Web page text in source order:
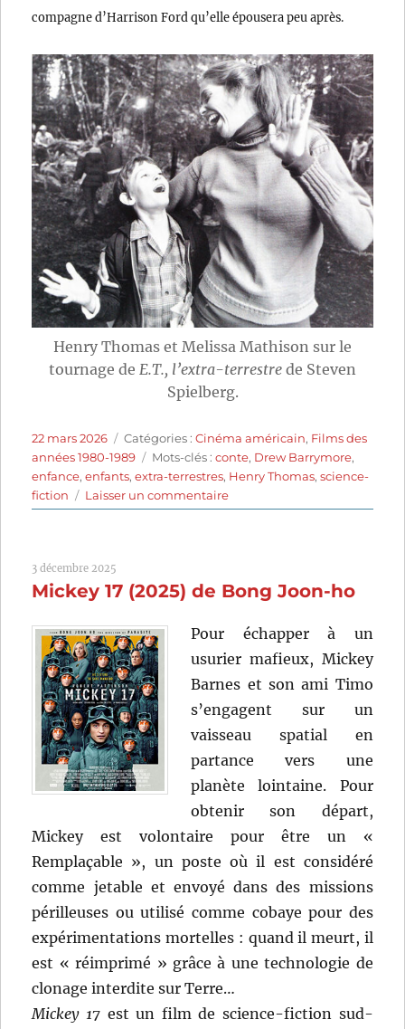
compagne d’Harrison Ford qu’elle épousera peu après.
Henry Thomas et Melissa Mathison sur le
tournage de E.T., l’extra-terrestre de Steven
Spielberg.
Publié
le
22 mars 2026 Catégories
Catégories :Cinéma américain, Films des
années 1980-1989
Étiquettes
Mots-clés :conte, Drew Barrymore,
enfance,enfants,extra-terrestres, Henry Thomas,science-
fiction
Laisser un commentairesur
E.T.,
de
Spielberg
3 décembre 2025
Mickey 17 (2025) de Bong Joon-ho
Pour échapper à un
usurier mafieux, Mickey
Barnes et son ami Timo
s’engagent sur un
vaisseau spatial en
partance vers une
planète lointaine. Pour
obtenir son départ,
Mickey est volontaire pour être un «
Remplaçable », un poste où il est considéré
comme jetable et envoyé dans des missions
périlleuses ou utilisé comme cobaye pour des
expérimentations mortelles : quand il meurt, il
est « réimprimé » grâce à une technologie de
clonage interdite sur Terre…
Mickey 17est un film de science-fiction sud-